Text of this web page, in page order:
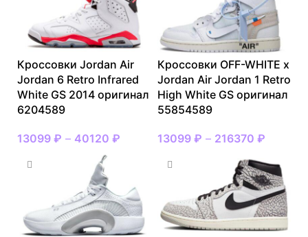
Кроссовки Jordan Air
Jordan 6 Retro Infrared
White GS 2014 оригинал
6204589
13099 ₽ – 40120 ₽
Кроссовки OFF-WHITE x
Jordan Air Jordan 1 Retro
High White GS оригинал
55854589
13099 ₽ – 216370 ₽